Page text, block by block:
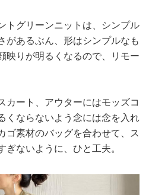
トグリーンニットは、シンプル
があるぶん、形はシンプルなも
映りが明るくなるので、リモー
カート、アウターにはモッズコ
くならないよう念には念を入れ
ゴ素材のバッグを合わせて、ス
ぎないように、ひと工夫。